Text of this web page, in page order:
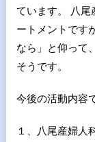
ています。 八尾
ートメントです
なら」と仰って
そうです。
今後の活動内容
１、八尾産婦人